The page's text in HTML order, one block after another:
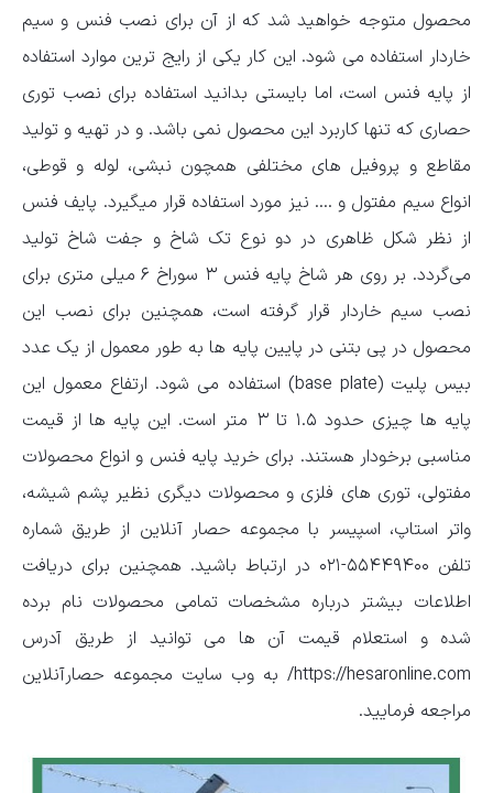
محصول متوجه خواهید شد که از آن برای نصب فنس و سیم
خاردار استفاده می شود. این کار یکی از رایج ترین موارد استفاده
از پایه فنس است، اما بایستی بدانید استفاده برای نصب توری
حصاری که تنها کاربرد این محصول نمی باشد. و در تهیه و تولید
مقاطع و پروفیل های مختلفی همچون نبشی، لوله و قوطی،
انواع سیم مفتول و …. نیز مورد استفاده قرار می­گیرد. پایف فنس
از نظر شکل ظاهری در دو نوع تک شاخ و جفت شاخ تولید
می‌گردد. بر روی هر شاخ پایه فنس ۳ سوراخ ۶ میلی متری برای
نصب سیم خاردار قرار گرفته است، همچنین برای نصب این
محصول در پی بتنی در پایین پایه ها به طور معمول از یک عدد
بیس پلیت (base plate) استفاده می شود. ارتفاع معمول این
پایه ها چیزی حدود ۱.۵ تا ۳ متر است. این پایه ها از قیمت
مناسبی برخودار هستند. برای خرید پایه فنس و انواع محصولات
مفتولی، توری های فلزی و محصولات دیگری نظیر پشم شیشه،
واتر استاپ، اسپیسر با مجموعه حصار آنلاین از طریق شماره
تلفن ۵۵۴۴۹۴۰۰-۰۲۱ در ارتباط باشید. همچنین برای دریافت
اطلاعات بیشتر درباره مشخصات تمامی محصولات نام برده
شده و استعلام قیمت آن ها می توانید از طریق آدرس
https://hesaronline.com/ به وب سایت مجموعه حصارآنلاین
مراجعه فرمایید.